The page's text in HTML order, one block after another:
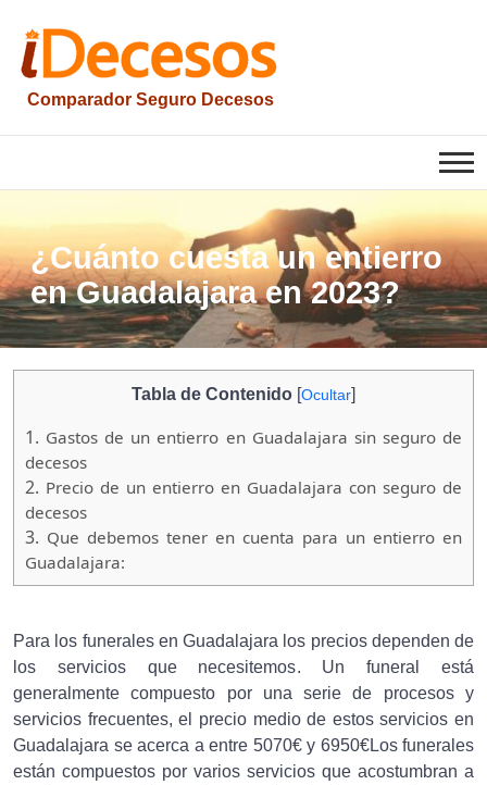
contenido
Comparador Seguro Decesos
iesquelas
¿Cuánto cuesta un entierro
en Guadalajara en 2023?
Tabla de Contenido [Ocultar]
1. Gastos de un entierro en Guadalajara sin seguro de
decesos
2. Precio de un entierro en Guadalajara con seguro de
decesos
3. Que debemos tener en cuenta para un entierro en
Guadalajara:
Para los funerales en Guadalajara los precios dependen de
los servicios que necesitemos. Un funeral está
generalmente compuesto por una serie de procesos y
servicios frecuentes, el precio medio de estos servicios en
Guadalajara se acerca a entre 5070€ y 6950€Los funerales
están compuestos por varios servicios que acostumbran a